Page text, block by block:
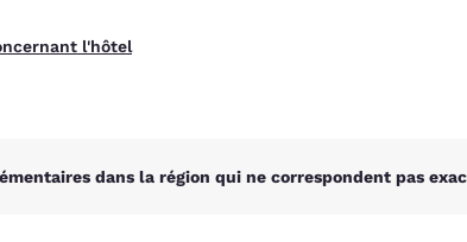
l'hôtel
dans la région qui ne correspondent pas